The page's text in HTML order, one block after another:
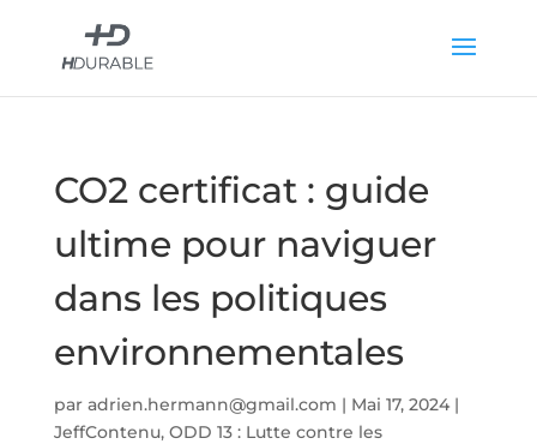
CO2 certificat : guide
ultime pour naviguer
dans les politiques
environnementales
par adrien.hermann@gmail.com | Mai 17, 2024|
JeffContenu, ODD 13 : Lutte contre les